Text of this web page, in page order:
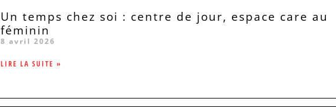
Un temps chez soi : centre de jour, espace care au
féminin
8 avril 2026
LIRE LA SUITE »